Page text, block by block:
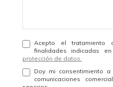
Acepto el
finalidades indicadas
protección de datos.
Doy mi consentimiento
comunicaciones